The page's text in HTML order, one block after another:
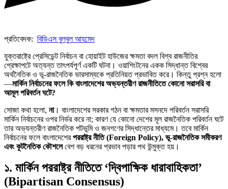
প্রতিবেদক: বিডিএস বুলবুল আহমেদ
যুক্তরাষ্ট্রে প্রেসিডেন্ট নির্বাচন বা হোয়াইট হাউজের ক্ষমতা বদল বিশ্ব রাজনীতির
প্রেক্ষাপটে অত্যন্ত তাৎপর্যপূর্ণ একটি ঘটনা। ওয়াশিংটনের একক সিদ্ধান্ত বিশ্বের
অর্থনৈতিক ও ভূ-রাজনৈতিক ভারসাম্যকে প্রতিনিয়ত প্রভাবিত করে। কিন্তু প্রশ্ন হলো
—মার্কিন নির্বাচনের ফলে কি বাংলাদেশের অভ্যন্তরীণ রাজনীতিতে কোনো সরাসরি বা
আমূল পরিবর্তন ঘটে?
সোজা কথা হলো, না। বাংলাদেশের সরকার গঠন বা ক্ষমতার মসনদে পরিবর্তন সরাসরি
মার্কিন নির্বাচনের ওপর নির্ভর করে না; কারণ যে কোনো দেশের মূল রাজনৈতিক পরিবর্তন ঘটে
তার অভ্যন্তরীণ রাজনৈতিক পটভূমি ও জনগণের সিদ্ধান্তের মাধ্যমে। তবে মার্কিন
নির্বাচনের ফলে বাংলাদেশেরপররাষ্ট্র নীতি (Foreign Policy), ভূ-রাজনৈতিক সমীকরণ
এবং কূটনৈতিক কৌশলেবেশ বড় ধরনের প্রভাব পড়ার পথ উন্মুক্ত হয়।
১. মার্কিন পররাষ্ট্র নীতিতে ‘দ্বিপাক্ষিক ধারাবাহিকতা’
(Bipartisan Consensus)